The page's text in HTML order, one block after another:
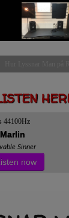
44100Hz
Sinner
now